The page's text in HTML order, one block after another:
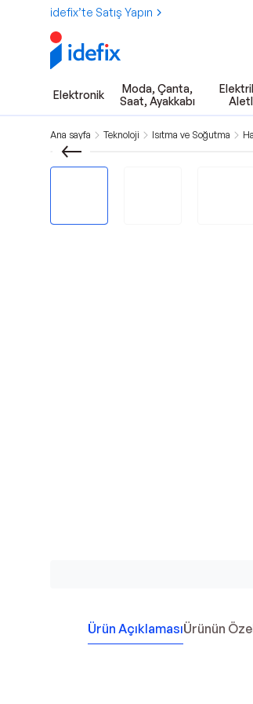
idefix’te Satış Yapın
Elektronik
Moda, Çanta,
Saat, Ayakkabı
Ana sayfa Teknoloji Isıtma ve Soğutma
Ürün AçıklamasıÜrünün